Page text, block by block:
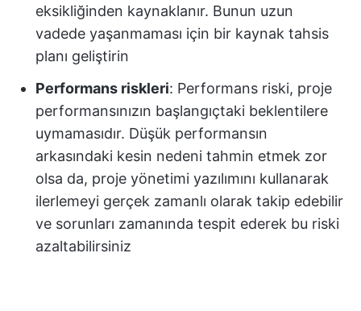
eksikliğinden kaynaklanır. Bunun uzun
vadede yaşanmaması için bir kaynak tahsis
planı geliştirin
Performans riskleri: Performans riski, proje
performansınızın başlangıçtaki beklentilere
uymamasıdır. Düşük performansın
arkasındaki kesin nedeni tahmin etmek zor
olsa da, proje yönetimi yazılımını kullanarak
ilerlemeyi gerçek zamanlı olarak takip edebilir
ve sorunları zamanında tespit ederek bu riski
azaltabilirsiniz